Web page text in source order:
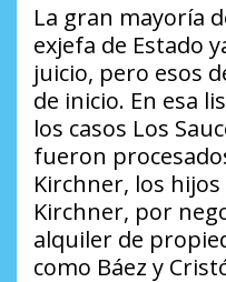
La gran mayoría
exjefa de Estado
juicio, pero esos
de inicio. En esa
los casos Los
fueron
Kirchner, los
Kirchner, por
alquiler de
como Báez y